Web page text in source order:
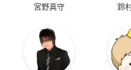
宮野真守 鈴